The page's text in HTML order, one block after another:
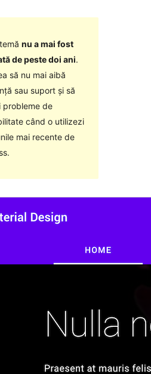
nu a mai fost
de peste doi ani.
să nu mai aibă
sau suport și să
probleme de
când o utilizezi
mai recente de